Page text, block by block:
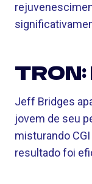
TRON:
Jeff Bridges
jovem de seu
misturando
resultado foi